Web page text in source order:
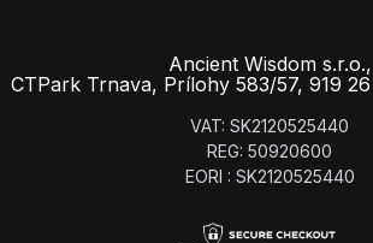
Ancient Wisdom s.r.o.,
CTPark Trnava, Prílohy 583/57, 919
VAT: SK2120525440
REG: 50920600
EORI : SK2120525440